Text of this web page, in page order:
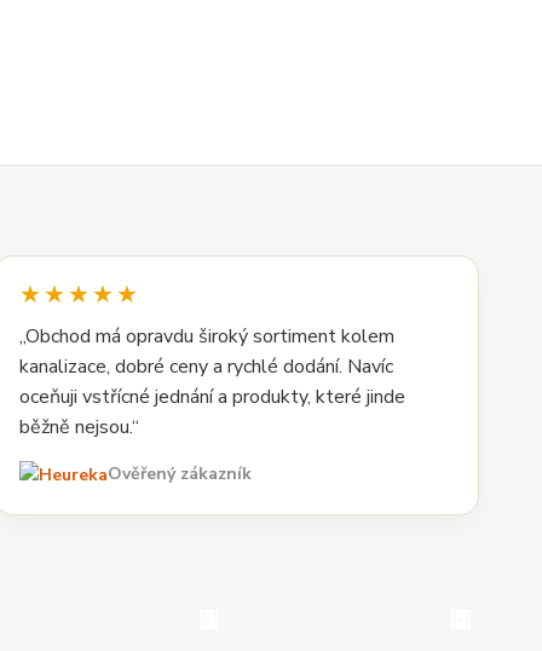
★★★★★
„Obchod má opravdu široký sortiment kolem
kanalizace, dobré ceny a rychlé dodání. Navíc
oceňuji vstřícné jednání a produkty, které jinde
běžně nejsou.“
Ověřený zákazník